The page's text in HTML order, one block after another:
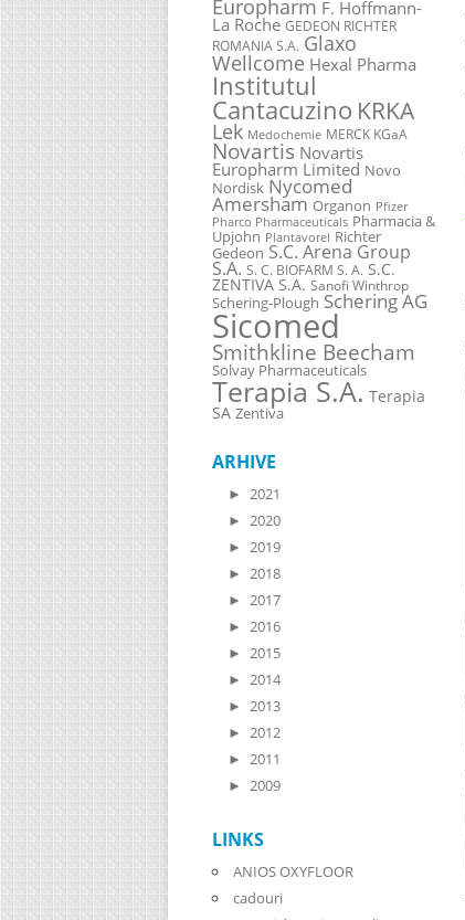
Europharm F. Hoffmann-
La Roche GEDEON RICHTER
ROMANIA S.A. Glaxo
Wellcome Hexal Pharma
Institutul
Cantacuzino KRKA
Lek Medochemie MERCK KGaA
Novartis Novartis
Europharm Limited Novo
Nordisk Nycomed
Amersham Organon Pfizer
Pharco Pharmaceuticals Pharmacia &
Upjohn Plantavorel Richter
Gedeon S.C. Arena Group
S.A. S. C. BIOFARM S. A. S.C.
ZENTIVA S.A. Sanofi Winthrop
Schering-Plough Schering AG
Sicomed
Smithkline Beecham
Solvay Pharmaceuticals
Terapia S.A. Terapia
SA Zentiva
ARHIVE
► 2021
► 2020
► 2019
► 2018
► 2017
► 2016
► 2015
► 2014
► 2013
► 2012
► 2011
► 2009
LINKS
ANIOS OXYFLOOR
cadouri